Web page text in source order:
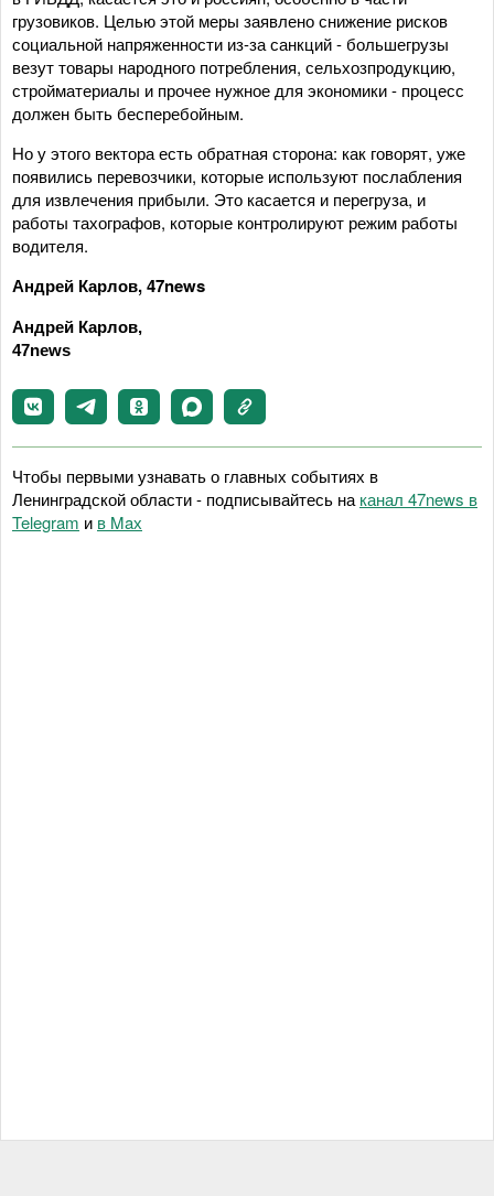
грузовиков. Целью этой меры заявлено снижение рисков
социальной напряженности из-за санкций - большегрузы
везут товары народного потребления, сельхозпродукцию,
стройматериалы и прочее нужное для экономики - процесс
должен быть бесперебойным.
Но у этого вектора есть обратная сторона: как говорят, уже
появились перевозчики, которые используют послабления
для извлечения прибыли. Это касается и перегруза, и
работы тахографов, которые контролируют режим работы
водителя.
Андрей Карлов, 47news
Андрей Карлов,
47news
Чтобы первыми узнавать о главных событиях в
Ленинградской области - подписывайтесь наканал 47news в
Telegram и в Maх